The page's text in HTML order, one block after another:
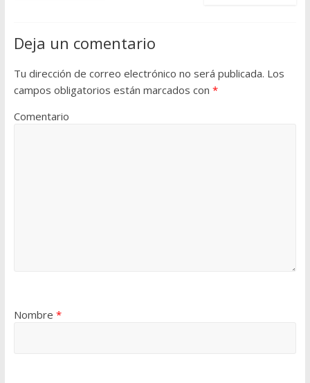
Deja un comentario
Tu dirección de correo electrónico no será publicada. Los
campos obligatorios están marcados con *
Comentario
Nombre *